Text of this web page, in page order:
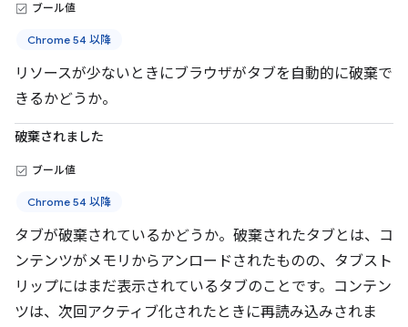
ブール値
Chrome 54 以降
リソースが少ないときにブラウザがタブを自動的に破棄で
きるかどうか。
破棄されました
ブール値
Chrome 54 以降
タブが破棄されているかどうか。破棄されたタブとは、コ
ンテンツがメモリからアンロードされたものの、タブスト
リップにはまだ表示されているタブのことです。コンテン
ツは、次回アクティブ化されたときに再読み込みされま